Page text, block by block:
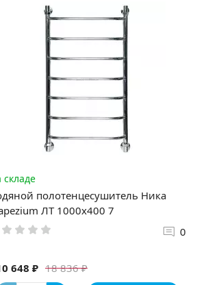
складе
полотенцесушитель Ника
ЛТ 1000x400 7
0
18 836 ₽
648 ₽